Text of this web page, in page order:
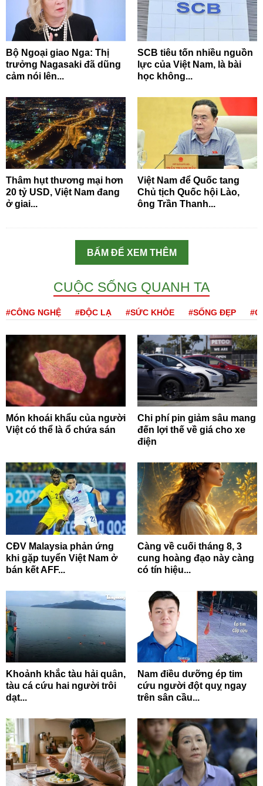
Bộ Ngoại giao Nga: Thị
trưởng Nagasaki đã dũng
cảm nói lên...
SCB tiêu tốn nhiều nguồn
lực của Việt Nam, là bài
học không...
Thâm hụt thương mại hơn
20 tỷ USD, Việt Nam đang
ở giai...
Việt Nam để Quốc tang
Chủ tịch Quốc hội Lào,
ông Trần Thanh...
BẤM ĐỂ XEM THÊM
CUỘC SỐNG QUANH TA
#CÔNG NGHỆ #ĐỘC LẠ #SỨC KHỎE #SỐNG ĐẸP
Món khoái khẩu của người
Việt có thể là ổ chứa sán
Chi phí pin giảm sâu mang
đến lợi thế về giá cho xe
điện
CĐV Malaysia phản ứng
khi gặp tuyển Việt Nam ở
bán kết AFF...
Càng về cuối tháng 8, 3
cung hoàng đạo này càng
có tín hiệu...
Khoảnh khắc tàu hải quân,
tàu cá cứu hai người trôi
dạt...
Nam điều dưỡng ép tim
cứu người đột quỵ ngay
trên sân cầu...